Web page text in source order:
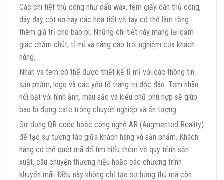
Các chi tiết thủ công như dấu wax, tem giấy dán thủ công,
dây đay cột nơ hay các họa tiết vẽ tay có thể làm tăng
thêm giá trị cho bao bì. Những chi tiết này mang lại cảm
giác chăm chút, tỉ mỉ và nâng cao trải nghiệm của khách
hàng.
Nhãn và tem có thể được thiết kế tỉ mỉ với các thông tin
sản phẩm, logo và các yếu tố trang trí độc đáo. Tem nhãn
nổi bật với hình ảnh, màu sắc và kiểu chữ phù hợp sẽ giúp
bao bì đựng cafe trông chuyên nghiệp và ấn tượng.
Sử dụng QR code hoặc công nghệ AR (Augmented Reality)
để tạo sự tương tác giữa khách hàng và sản phẩm. Khách
hàng có thể quét mã để tìm hiểu thêm về quy trình sản
xuất, câu chuyện thương hiệu hoặc các chương trình
khuyến mãi. Điều này không chỉ tạo sự hứng thú mà còn